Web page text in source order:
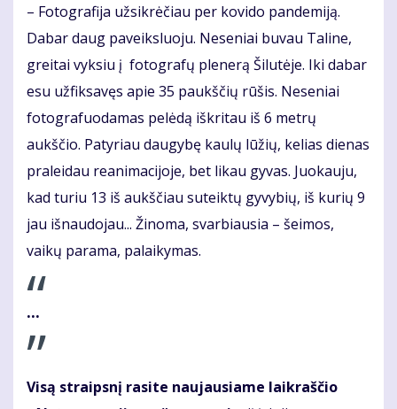
– Fotografija užsikrėčiau per kovido pandemiją.
Dabar daug paveiksluoju. Neseniai buvau Taline,
greitai vyksiu į fotografų plenerą Šilutėje. Iki dabar
esu užfiksavęs apie 35 paukščių rūšis. Neseniai
fotografuodamas pelėdą iškritau iš 6 metrų
aukščio. Patyriau daugybę kaulų lūžių, kelias dienas
praleidau reanimacijoje, bet likau gyvas. Juokauju,
kad turiu 13 iš aukščiau suteiktų gyvybių, iš kurių 9
jau išnaudojau... Žinoma, svarbiausia – šeimos,
vaikų parama, palaikymas.
...
Visą straipsnį rasite naujausiame laikraščio